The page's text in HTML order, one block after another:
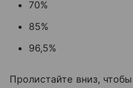
70%
85%
96,5%
Пролистайте вниз,